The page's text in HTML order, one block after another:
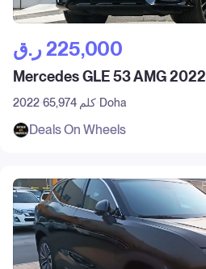
ر.ق‎ 225,000
Mercedes GLE 53 AMG 2022
2022 65,974 كلم Doha
Deals On Wheels